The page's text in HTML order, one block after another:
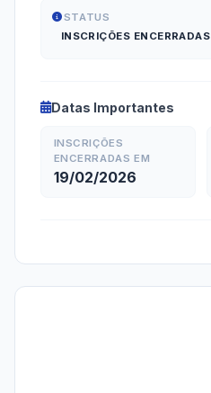
STATUS
INSCRIÇÕES ENCERRADAS
Datas Importantes
INSCRIÇÕES
ENCERRADAS EM
19/02/2026